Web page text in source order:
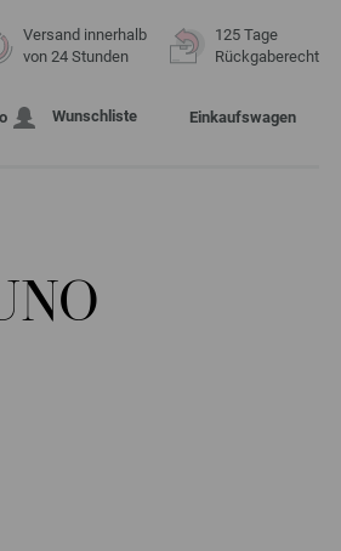
Versand innerhalb
von 24 Stunden
125 Tage
Rückgaberecht
Wunschliste Einkaufswagen